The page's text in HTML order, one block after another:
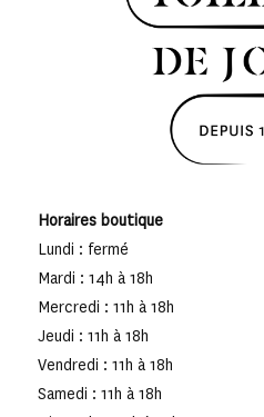
Horaires boutique
Lundi : fermé
Mardi : 14h à 18h
Mercredi : 11h à 18h
Jeudi : 11h à 18h
Vendredi : 11h à 18h
Samedi : 11h à 18h